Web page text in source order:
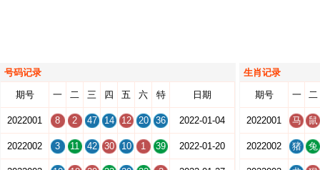
号码记录
期号 一 二 三 四 五 六 特 日期
2022001 8 2 47 14 12 20 36 2022-01-04
2022002 3 11 42 30 10 1 39 2022-01-20
生肖记录
期号 一 二
2022001 马 鼠
2022002 猪 兔